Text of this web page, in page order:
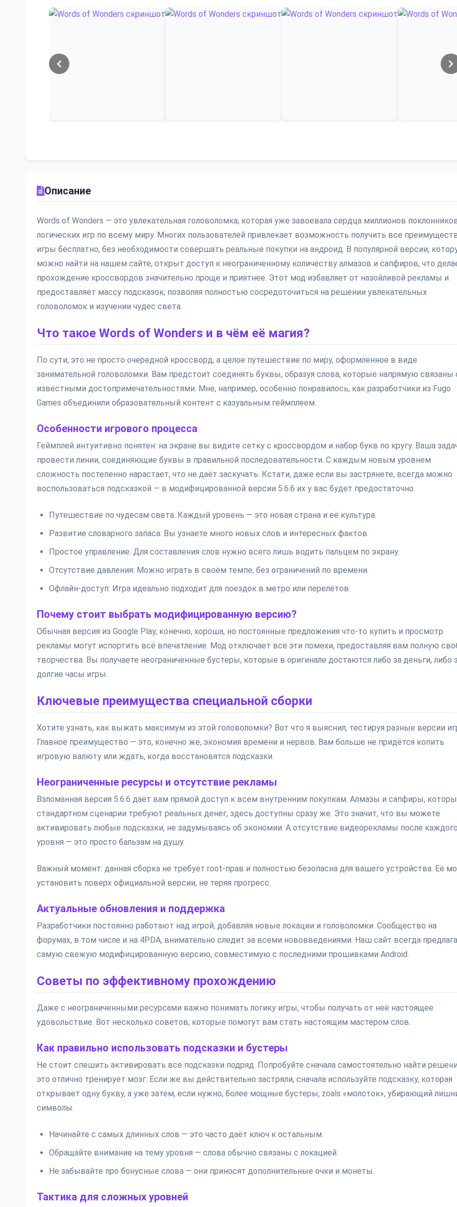
Описание
Words of Wonders — это увлекательная головоломка, которая уже завоевала сердца миллионов
логических игр по всему миру. Многих пользователей привлекает возможность получить все
игры бесплатно, без необходимости совершать реальные покупки на андроид. В популярной версии,
можно найти на нашем сайте, открыт доступ к неограниченному количеству алмазов и сапфиров, что
прохождение кроссвордов значительно проще и приятнее. Этот мод избавляет от назойливой рекламы и
предоставляет массу подсказок, позволяя полностью сосредоточиться на решении увлекательных
головоломок и изучении чудес света.
Что такое Words of Wonders и в чём её магия?
По сути, это не просто очередной кроссворд, а целое путешествие по миру, оформленное в виде
занимательной головоломки. Вам предстоит соединять буквы, образуя слова, которые напрямую связаны
известными достопримечательностями. Мне, например, особенно понравилось, как разработчики из Fugo
Games объединили образовательный контент с казуальным геймплеем.
Особенности игрового процесса
Геймплей интуитивно понятен: на экране вы видите сетку с кроссвордом и набор букв по кругу. Ваша
провести линии, соединяющие буквы в правильной последовательности. С каждым новым уровнем
сложность постепенно нарастает, что не даёт заскучать. Кстати, даже если вы застрянете, всегда можно
воспользоваться подсказкой — в модифицированной версии 5.6.6 их у вас будет предостаточно.
Путешествие по чудесам света: Каждый уровень — это новая страна и её культура.
Развитие словарного запаса: Вы узнаете много новых слов и интересных фактов.
Простое управление: Для составления слов нужно всего лишь водить пальцем по экрану.
Отсутствие давления: Можно играть в своём темпе, без ограничений по времени.
Офлайн-доступ: Игра идеально подходит для поездок в метро или перелётов.
Почему стоит выбрать модифицированную версию?
Обычная версия из Google Play, конечно, хороша, но постоянные предложения что-то купить и просмотр
рекламы могут испортить всё впечатление. Мод отключает все эти помехи, предоставляя вам полную
творчества. Вы получаете неограниченные бустеры, которые в оригинале достаются либо за деньги, либо
долгие часы игры.
Ключевые преимущества специальной сборки
Хотите узнать, как выжать максимум из этой головоломки? Вот что я выяснил, тестируя разные версии
Главное преимущество — это, конечно же, экономия времени и нервов. Вам больше не придётся копить
игровую валюту или ждать, когда восстановятся подсказки.
Неограниченные ресурсы и отсутствие рекламы
Взломанная версия 5.6.6 даёт вам прямой доступ к всем внутренним покупкам. Алмазы и сапфиры,
стандартном сценарии требуют реальных денег, здесь доступны сразу же. Это значит, что вы можете
активировать любые подсказки, не задумываясь об экономии. А отсутствие видеорекламы после каждого
уровня — это просто бальзам на душу.
Важный момент: данная сборка не требует root-прав и полностью безопасна для вашего устройства. Её
установить поверх официальной версии, не теряя прогресс.
Актуальные обновления и поддержка
Разработчики постоянно работают над игрой, добавляя новые локации и головоломки. Сообщество на
форумах, в том числе и на 4PDA, внимательно следит за всеми нововведениями. Наш сайт всегда
самую свежую модифицированную версию, совместимую с последними прошивками Android.
Советы по эффективному прохождению
Даже с неограниченными ресурсами важно понимать логику игры, чтобы получать от неё настоящее
удовольствие. Вот несколько советов, которые помогут вам стать настоящим мастером слов.
Как правильно использовать подсказки и бустеры
Не стоит спешить активировать все подсказки подряд. Попробуйте сначала самостоятельно найти
это отлично тренирует мозг. Если же вы действительно застряли, сначала используйте подсказку, которая
открывает одну букву, а уже затем, если нужно, более мощные бустеры, zoals «молоток», убирающий
символы.
Начинайте с самых длинных слов — это часто даёт ключ к остальным.
Обращайте внимание на тему уровня — слова обычно связаны с локацией.
Не забывайте про бонусные слова — они приносят дополнительные очки и монеты.
Тактика для сложных уровней